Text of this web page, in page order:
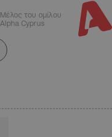
Μέλος του ομίλου
Alpha Cyprus